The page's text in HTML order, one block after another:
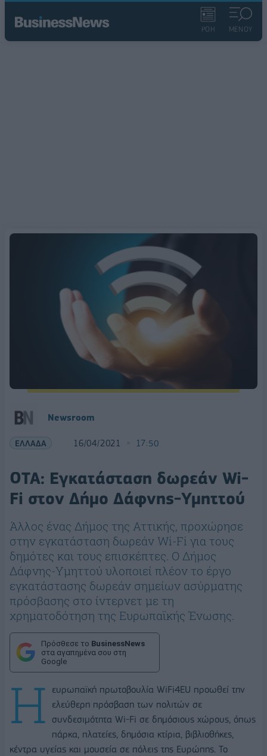
ΡΟΗ ΜΕΝΟΥ
Newsroom
ΕΛΛΑΔΑ 16/04/2021 17:50
ΟΤΑ: Εγκατάσταση δωρεάν Wi-
Fi στον Δήμο Δάφνης-Υμηττού
Άλλος ένας Δήμος της Αττικής, προχώρησε
στην εγκατάσταση δωρεάν Wi-Fi για τους
δημότες και τους επισκέπτες. Ο Δήμος
Δάφνης-Υμηττού υλοποιεί πλέον το έργο
εγκατάστασης δωρεάν σημείων ασύρματης
πρόσβασης στο ίντερνετ με τη
χρηματοδότηση της Ευρωπαϊκής Ένωσης.
Πρόσθεσε το BusinessNews
στα αγαπημένα σου στη
Google
Η
ευρωπαϊκή πρωτοβουλία WiFi4EU προωθεί την
ελεύθερη πρόσβαση των πολιτών σε
συνδεσιμότητα Wi-Fi σε δημόσιους χώρους, όπως
πάρκα, πλατείες, δημόσια κτίρια, βιβλιοθήκες,
κέντρα υγείας και μουσεία σε πόλεις της Ευρώπης. Το